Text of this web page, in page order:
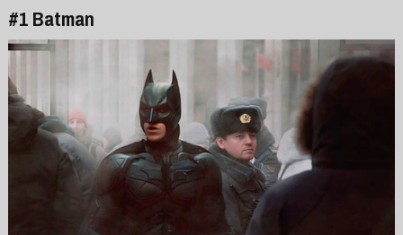
#1 Batman